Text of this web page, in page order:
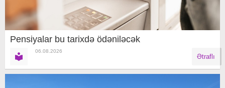
Pensiyalar bu tarixdə ödəniləcək
06.08.2026
Ətraflı